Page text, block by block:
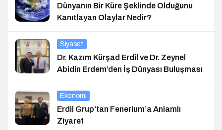
Dünyanın Bir Küre Şeklinde Olduğunu
Kanıtlayan Olaylar Nedir?
Siyaset
Dr. Kazım Kürşad Erdil ve Dr. Zeynel
Abidin Erdem’den İş Dünyası Buluşması
Ekonomi
Erdil Grup’tan Fenerium’a Anlamlı
Ziyaret